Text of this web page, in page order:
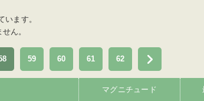
ます。
ん。
59 60 61 62
マグニチュード